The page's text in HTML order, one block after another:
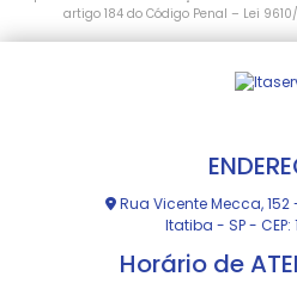
artigo 184 do Código Penal – Lei
Rua Vicente Mecca,
Itatiba - SP - CEP:
Horário de